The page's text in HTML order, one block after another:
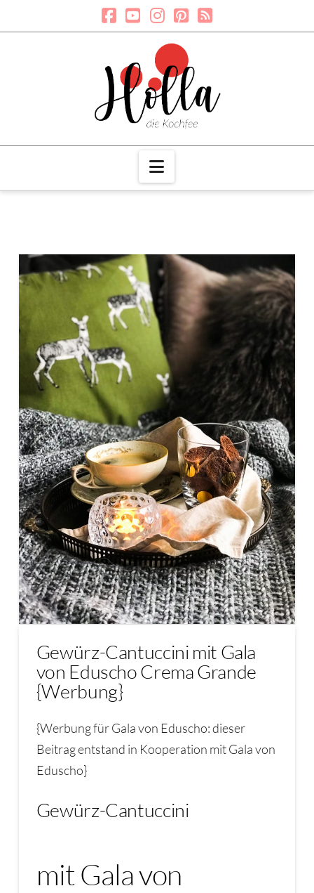
Navigation
Gewürz-Cantuccini mit Gala
von Eduscho Crema Grande
{Werbung}
{Werbung für Gala von Eduscho: dieser
Beitrag entstand in Kooperation mit Gala von
Eduscho}
Gewürz-Cantuccini
mit Gala von